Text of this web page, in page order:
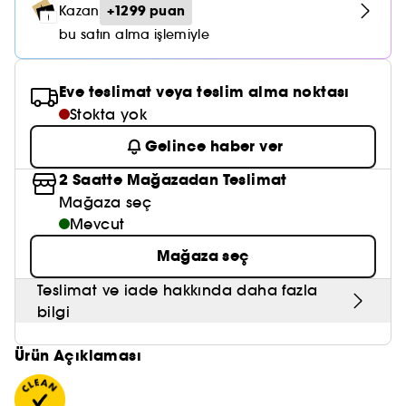
Maske
Cilt Bakım Setleri
Saç Bakım Setleri
Okyanus Esansı
Nemlendirici Bakım
Kızarıklık için Bakım
Sıkılaştırıcı ve Lifting Etkili Bakım
Cilt Tonu Eşitsizliği için Bakım
Gözenek Karşıtı
Işıltı Veren Bakım
Karma ve Yağlı Saçlar
CHAMPO
GHD
LE MONDE GOURMAND
SOL DE JANEIRO
ERBORIAN
KÉRASTASE
TANGLE TEEZER
K18
KAYALI
ARMANI
SUPERGOOP!
OUAI
KAYALI
LE MONDE GOURMAND
Kazan +1299 puan
bu satın alma işlemiyle
Eve teslimat veya teslim alma noktası
Stokta yok
Gelince haber ver
2 Saatte Mağazadan Teslimat
Mağaza seç
Mevcut
Mağaza seç
Teslimat ve iade hakkında daha fazla
bilgi
Ürün Açıklaması